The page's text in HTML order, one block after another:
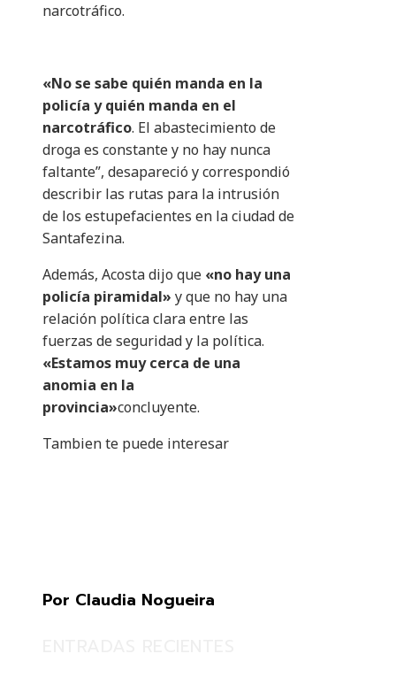
narcotráfico.
«No se sabe quién manda en la
policía y quién manda en el
narcotráfico. El abastecimiento de
droga es constante y no hay nunca
faltante”, desapareció y correspondió
describir las rutas para la intrusión
de los estupefacientes en la ciudad de
Santafezina.
Además, Acosta dijo que «no hay una
policía piramidal» y que no hay una
relación política clara entre las
fuerzas de seguridad y la política.
«Estamos muy cerca de una
anomia en la
provincia»concluyente.
Tambien te puede interesar
Por Claudia Nogueira